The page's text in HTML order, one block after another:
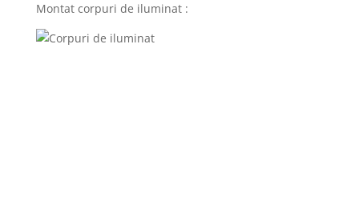
Montat corpuri de iluminat :